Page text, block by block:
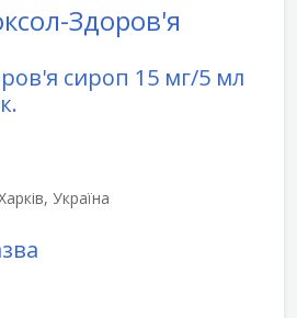
Здоров'я
сироп 15 мг/5 мл
Україна